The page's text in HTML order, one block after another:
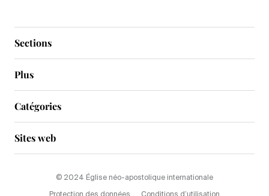
Sections
Plus
Catégories
Sites web
© 2024 Église néo-apostolique internationale